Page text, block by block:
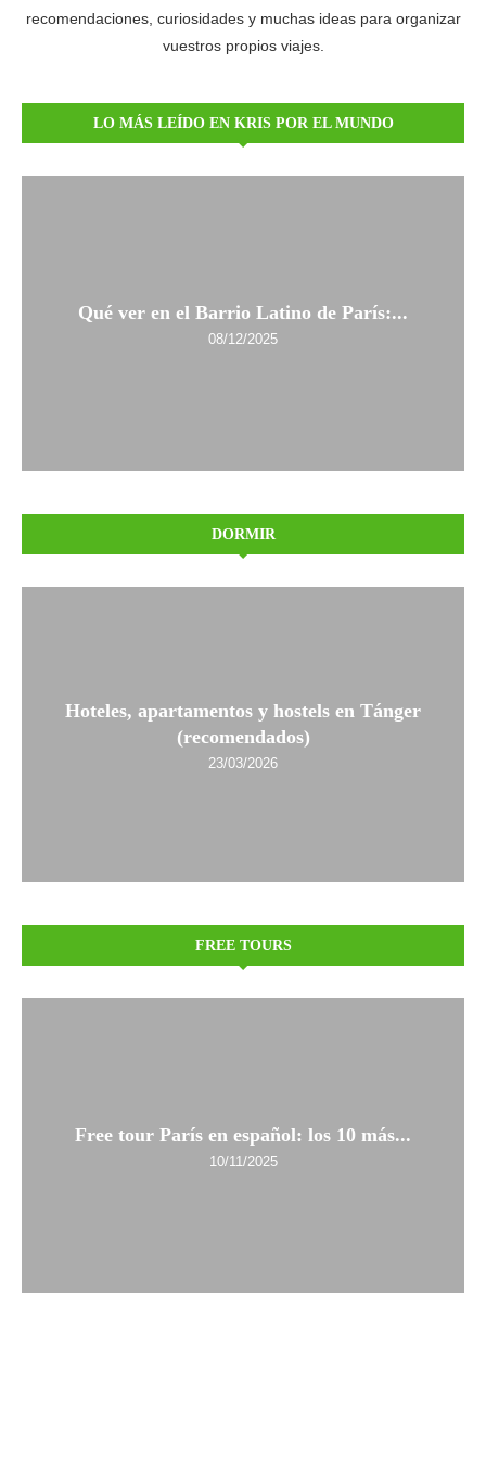
recomendaciones, curiosidades y muchas ideas para organizar
vuestros propios viajes.
LO MÁS LEÍDO EN KRIS POR EL MUNDO
Qué ver en el Barrio Latino de París:...
08/12/2025
DORMIR
Hoteles, apartamentos y hostels en Tánger
(recomendados)
23/03/2026
FREE TOURS
Free tour París en español: los 10 más...
10/11/2025